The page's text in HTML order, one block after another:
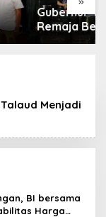
Yulius:
Beriman,
dan
Menjadi
BI bersama
Harga